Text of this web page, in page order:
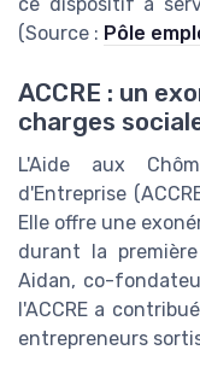
(Source : Pôle
ACCRE : un
charges
L'Aide aux
d'Entreprise
Elle offre une
durant la
Aidan, co-
l'ACCRE a
entrepreneurs